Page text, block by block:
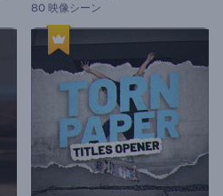
80 映像シーン